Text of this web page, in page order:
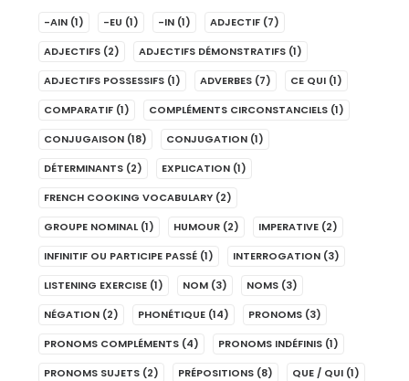
-AIN (1) -EU (1) -IN (1) ADJECTIF (7)
ADJECTIFS (2) ADJECTIFS DÉMONSTRATIFS (1)
ADJECTIFS POSSESSIFS (1) ADVERBES (7) CE QUI (1)
COMPARATIF (1) COMPLÉMENTS CIRCONSTANCIELS (1)
CONJUGAISON (18) CONJUGATION (1)
DÉTERMINANTS (2) EXPLICATION (1)
FRENCH COOKING VOCABULARY (2)
GROUPE NOMINAL (1) HUMOUR (2) IMPERATIVE (2)
INFINITIF OU PARTICIPE PASSÉ (1) INTERROGATION (3)
LISTENING EXERCISE (1) NOM (3) NOMS (3)
NÉGATION (2) PHONÉTIQUE (14) PRONOMS (3)
PRONOMS COMPLÉMENTS (4) PRONOMS INDÉFINIS (1)
PRONOMS SUJETS (2) PRÉPOSITIONS (8) QUE / QUI (1)